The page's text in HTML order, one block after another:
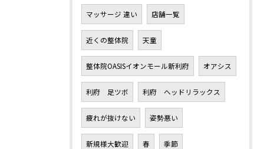
マッサージ 違い 店舗一覧
近くの整体院 天童
整体院OASISイオンモール新利府 オアシス
利府 足ツボ 利府 ヘッドリラックス
疲れが抜けない 姿勢悪い
新規様大歓迎 春 季節